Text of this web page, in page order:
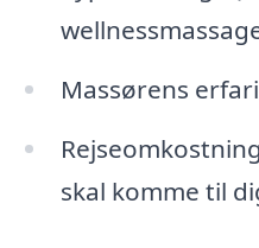
Massørens
skal komme til